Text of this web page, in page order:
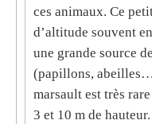
ces animaux. Ce
d’altitude souvent
une grande source
(papillons,
marsault est très
3 et 10 m de